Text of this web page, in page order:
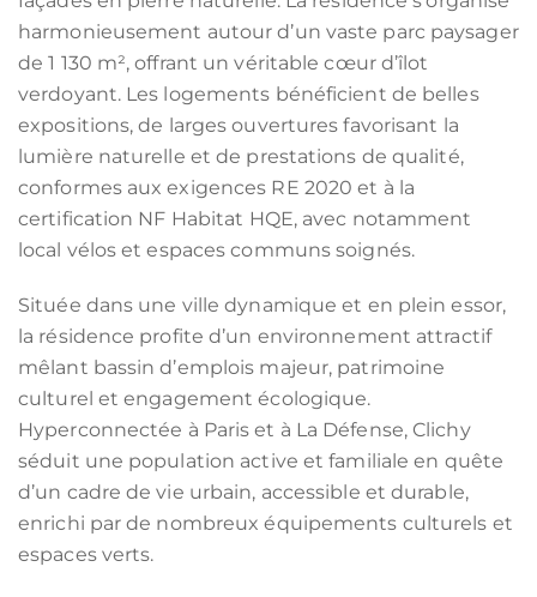
harmonieusement autour d’un vaste parc paysager
de 1 130 m², offrant un véritable cœur d’îlot
verdoyant. Les logements bénéficient de belles
expositions, de larges ouvertures favorisant la
lumière naturelle et de prestations de qualité,
conformes aux exigences RE 2020 et à la
certification NF Habitat HQE, avec notamment
local vélos et espaces communs soignés.
Située dans une ville dynamique et en plein essor,
la résidence profite d’un environnement attractif
mêlant bassin d’emplois majeur, patrimoine
culturel et engagement écologique.
Hyperconnectée à Paris et à La Défense, Clichy
séduit une population active et familiale en quête
d’un cadre de vie urbain, accessible et durable,
enrichi par de nombreux équipements culturels et
espaces verts.